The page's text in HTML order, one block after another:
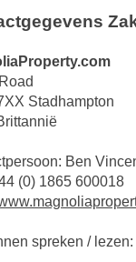
Stadhampton
Ben
(0) 1865 600018
spreken / lezen: